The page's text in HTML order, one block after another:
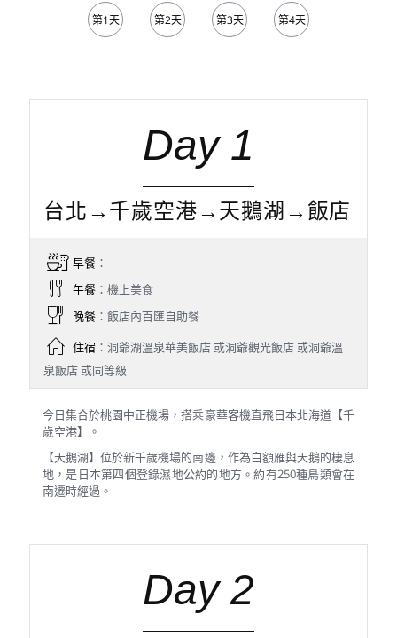
第1天 第2天 第3天 第4天
Day 1
台北→千歲空港→天鵝湖→飯店
早餐：
午餐：機上美食
晚餐：飯店內百匯自助餐
住宿：洞爺湖溫泉華美飯店 或洞爺觀光飯店 或洞爺溫
泉飯店 或同等級
今日集合於桃園中正機場，搭乘豪華客機直飛日本北海道【千
歲空港】。
【天鵝湖】位於新千歲機場的南邊，作為白額雁與天鵝的棲息
地，是日本第四個登錄濕地公約的地方。約有250種鳥類會在
南遷時經過。
Day 2